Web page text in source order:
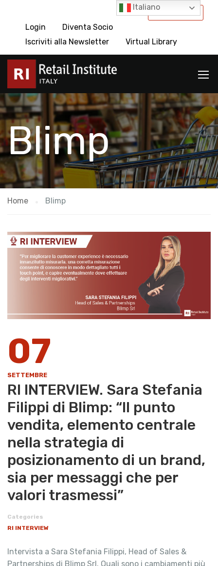
International
Login
Diventa Socio
Iscriviti alla Newsletter
Virtual Library
Blimp
Home Blimp
07
SETTEMBRE
RI INTERVIEW. Sara Stefania
Filippi di Blimp: “Il punto
vendita, elemento centrale
nella strategia di
posizionamento di un brand,
sia per messaggi che per
valori trasmessi”
Categories
RI INTERVIEW
Intervista a Sara Stefania Filippi, Head of Sales &
Partnerships di Blimp Srl. Quali sono i cambiamenti più
Italiano